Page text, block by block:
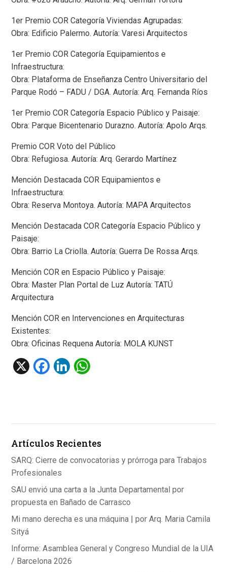
1er Premio COR Categoría Viviendas Agrupadas:
Obra: Edificio Palermo. Autoría: Varesi Arquitectos
1er Premio COR Categoría Equipamientos e
Infraestructura:
Obra: Plataforma de Enseñanza Centro Universitario del
Parque Rodó – FADU / DGA. Autoría: Arq. Fernanda Ríos
1er Premio COR Categoría Espacio Público y Paisaje:
Obra: Parque Bicentenario Durazno. Autoría: Apolo Arqs.
Premio COR Voto del Público
Obra: Refugiosa. Autoría: Arq. Gerardo Martínez
Mención Destacada COR Equipamientos e
Infraestructura:
Obra: Reserva Montoya. Autoría: MAPA Arquitectos
Mención Destacada COR Categoría Espacio Público y
Paisaje:
Obra: Barrio La Criolla. Autoría: Guerra De Rossa Arqs.
Mención COR en Espacio Público y Paisaje:
Obra: Master Plan Portal de Luz Autoría: TATÚ
Arquitectura
Mención COR en Intervenciones en Arquitecturas
Existentes:
Obra: Oficinas Requena Autoría: MOLA KUNST
X
F
o
k
Li
p
p
Artículos Recientes
SARQ: Cierre de convocatorias y prórroga para Trabajos
Profesionales
SAU envió una carta a la Junta Departamental por
propuesta en Bañado de Carrasco
Mi mano derecha es una máquina | por Arq. Maria Camila
Sityá
Informe: Asamblea General y Congreso Mundial de la UIA
/ Barcelona 2026